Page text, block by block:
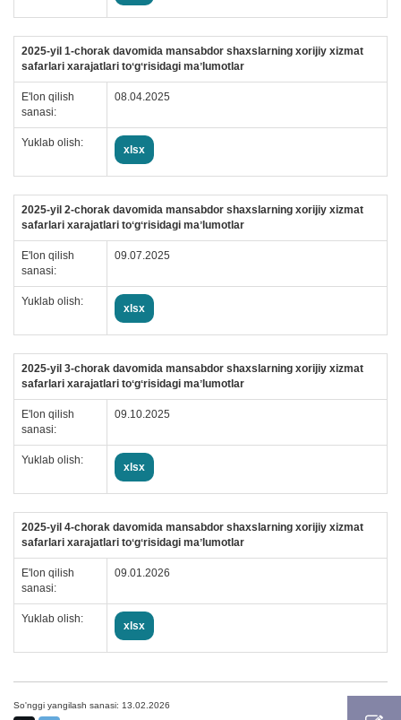
2025-yil 1-chorak davomida mansabdor shaxslarning xorijiy xizmat
safarlari xarajatlari toʻgʻrisidagi maʼlumotlar
E'lon qilish
sanasi:
08.04.2025
Yuklab olish:
xlsx
2025-yil 2-chorak davomida mansabdor shaxslarning xorijiy xizmat
safarlari xarajatlari toʻgʻrisidagi maʼlumotlar
E'lon qilish
sanasi:
09.07.2025
Yuklab olish:
xlsx
2025-yil 3-chorak davomida mansabdor shaxslarning xorijiy xizmat
safarlari xarajatlari toʻgʻrisidagi maʼlumotlar
E'lon qilish
sanasi:
09.10.2025
Yuklab olish:
xlsx
2025-yil 4-chorak davomida mansabdor shaxslarning xorijiy xizmat
safarlari xarajatlari toʻgʻrisidagi maʼlumotlar
E'lon qilish
sanasi:
09.01.2026
Yuklab olish:
xlsx
So'nggi yangilash sanasi: 13.02.2026